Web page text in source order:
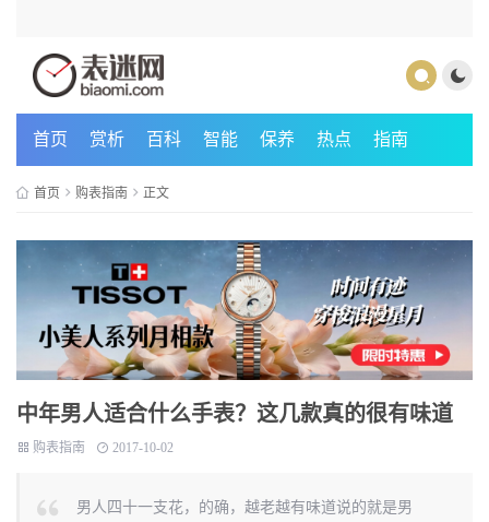
首页 赏析 百科 智能 保养 热点 指南
首页 购表指南 正文
中年男人适合什么手表？这几款真的很有味道
购表指南 2017-10-02
男人四十一支花，的确，越老越有味道说的就是男